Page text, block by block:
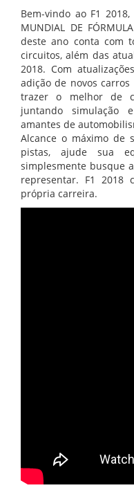
Bem-vindo ao F1
MUNDIAL DE
deste ano conta com
circuitos, além das
2018. Com
adição de novos
trazer o melhor de
juntando simulação
amantes de
Alcance o máximo de
pistas, ajude sua
simplesmente busque
representar. F1 2018
própria carreira.